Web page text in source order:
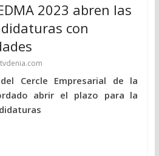
2023 abren las
con
tvdenia.com
Cercle Empresarial de la
abrir el plazo para la